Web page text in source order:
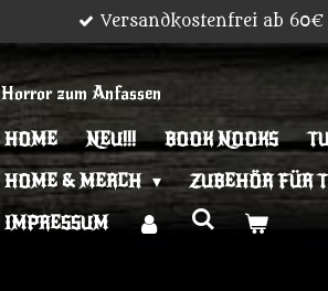
Versandkostenfrei ab 60€
Horror zum Anfassen
HOME NEU!!! BOOK NOOKS
HOME & MERCH
ZUBEHÖR FÜR
IMPRESSUM